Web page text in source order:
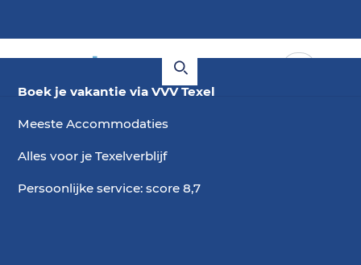
Boek je vakantie via VVV Texel
Meeste Accommodaties
Alles voor je Texelverblijf
Persoonlijke service: score 8,7